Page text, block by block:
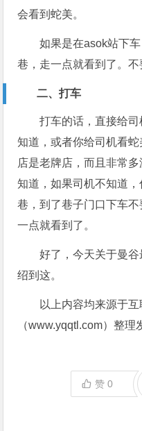
会看到蛇美。
如果是在asok站下
巷，走一点就看到了。不
二、打车
打车的话，直接给
知道，或者你给司机看
店是老牌店，而且非常
知道，如果司机不知道
巷，到了巷子门口下车
一点就看到了。
好了，今天关于曼
绍到这。
以上内容均来源于
（www.yqqtl.com）整理
赞0